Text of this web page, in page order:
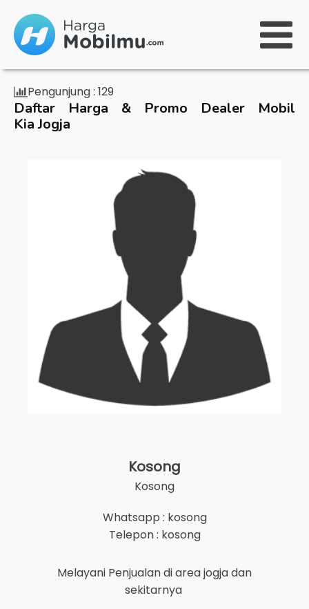
Pengunjung : 129
Daftar Harga & Promo Dealer Mobil
Kia Jogja
Kosong
Kosong
Whatsapp : kosong
Telepon : kosong
Melayani Penjualan di areajogjadan
sekitarnya